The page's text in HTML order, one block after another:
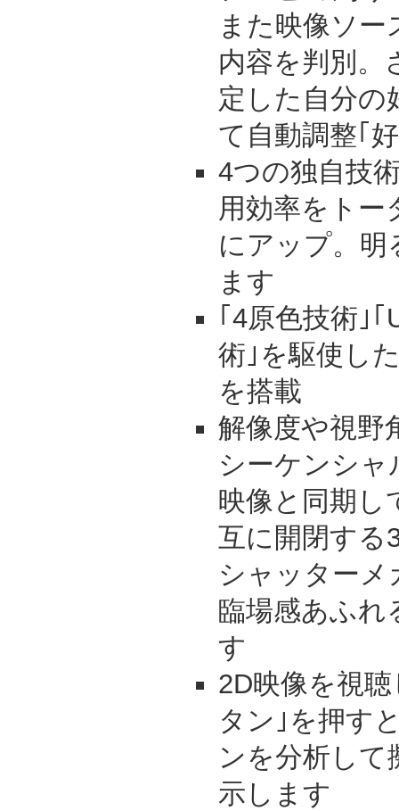
また映像ソ
内容を判別。
定した自分の
て自動調整｢
4つの独自技
用効率をトー
にアップ。明
ます
｢4原色技術｣
術｣を駆使し
を搭載
解像度や視野
シーケンシャ
映像と同期し
互に開閉する
シャッターメ
臨場感あふれ
す
2D映像を視
タン｣を押す
ンを分析して
示します